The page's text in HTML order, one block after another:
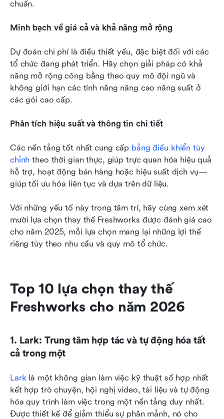
chuẩn.
Minh bạch về giá cả và khả năng mở rộng
Dự đoán chi phí là điều thiết yếu, đặc biệt đối với các
tổ chức đang phát triển. Hãy chọn giải pháp có khả
năng mở rộng công bằng theo quy mô đội ngũ và
không giới hạn các tính năng nâng cao năng suất ở
các gói cao cấp.
Phân tích hiệu suất và thông tin chi tiết
Các nền tảng tốt nhất cung cấp bảng điều khiển tùy
chỉnh theo thời gian thực, giúp trực quan hóa hiệu quả
hỗ trợ, hoạt động bán hàng hoặc hiệu suất dịch vụ—
giúp tối ưu hóa liên tục và dựa trên dữ liệu.
Với những yếu tố này trong tâm trí, hãy cùng xem xét
mười lựa chọn thay thế Freshworks được đánh giá cao
cho năm 2025, mỗi lựa chọn mang lại những lợi thế
riêng tùy theo nhu cầu và quy mô tổ chức.
Top 10 lựa chọn thay thế
Freshworks cho năm 2026
1. Lark: Trung tâm hợp tác và tự động hóa tất
cả trong một
Lark là một không gian làm việc kỹ thuật số hợp nhất
kết hợp trò chuyện, hội nghị video, tài liệu và tự động
hóa quy trình làm việc trong một nền tảng duy nhất.
Được thiết kế để giảm thiểu sự phân mảnh, nó cho